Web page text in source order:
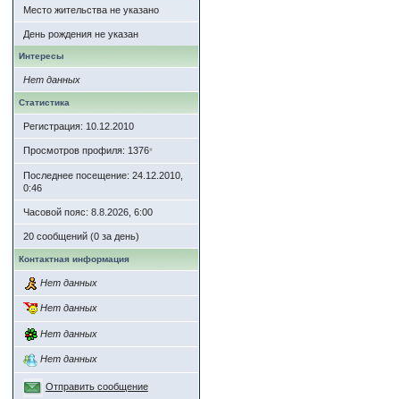
Место жительства не указано
День рождения не указан
Интересы
Нет данных
Статистика
Регистрация: 10.12.2010
Просмотров профиля: 1376*
Последнее посещение: 24.12.2010,
0:46
Часовой пояс: 8.8.2026, 6:00
20 сообщений (0 за день)
Контактная информация
Нет данных
Нет данных
Нет данных
Нет данных
Отправить сообщение